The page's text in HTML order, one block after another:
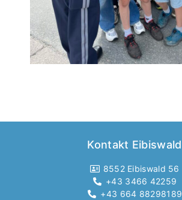
Kontakt Eibiswald
8552 Eibiswald 56
+43 3466 42259
+43 664 88298189